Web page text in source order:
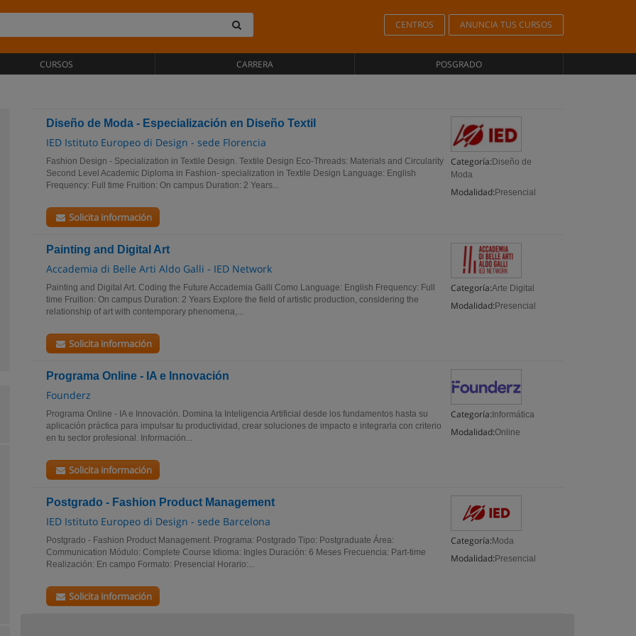
CENTROS ANUNCIA TUS CURSOS
CURSOS CARRERA POSGRADO
Diseño de Moda - Especialización en Diseño Textil
IED Istituto Europeo di Design - sede Florencia
Categoría: Diseño de
Moda
Modalidad: Presencial
Fashion Design - Specialization in Textile Design. Textile Design Eco-Threads: Materials and Circularity
Second Level Academic Diploma in Fashion- specialization in Textile Design Language: English
Frequency: Full time Fruition: On campus Duration: 2 Years...
Solicita información
Painting and Digital Art
Accademia di Belle Arti Aldo Galli - IED Network
Categoría:Arte Digital
Modalidad: Presencial
Painting and Digital Art. Coding the Future Accademia Galli Como Language: English Frequency: Full
time Fruition: On campus Duration: 2 Years Explore the field of artistic production, considering the
relationship of art with contemporary phenomena,...
Solicita información
Programa Online - IA e Innovación
Founderz
Categoría: Informática
Modalidad:Online
Programa Online - IA e Innovación. Domina la Inteligencia Artificial desde los fundamentos hasta su
aplicación práctica para impulsar tu productividad, crear soluciones de impacto e integrarla con criterio
en tu sector profesional. Información...
Solicita información
Postgrado - Fashion Product Management
IED Istituto Europeo di Design - sede Barcelona
Categoría: Moda
Modalidad: Presencial
Postgrado - Fashion Product Management. Programa: Postgrado Tipo: Postgraduate Área:
Communication Módulo: Complete Course Idioma: Ingles Duración: 6 Meses Frecuencia: Part-time
Realización: En campo Formato: Presencial Horario:...
Solicita información